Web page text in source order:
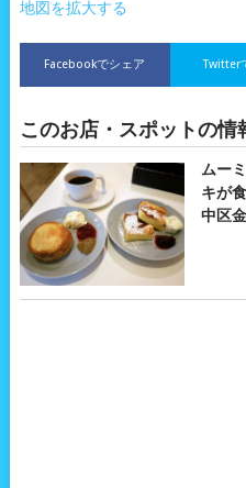
地図を拡大する
Facebookでシェア Twitter
このお店・スポットの
ムー
キが
中区